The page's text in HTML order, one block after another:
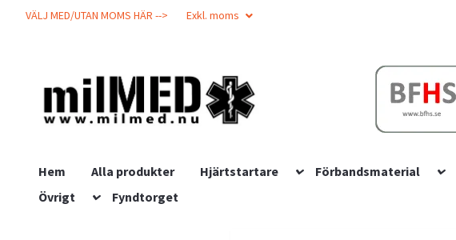
VÄLJ MED/UTAN MOMS HÄR --> Exkl. moms
Hem Alla produkter Hjärtstartare Förbandsmaterial
Övrigt
Fyndtorget